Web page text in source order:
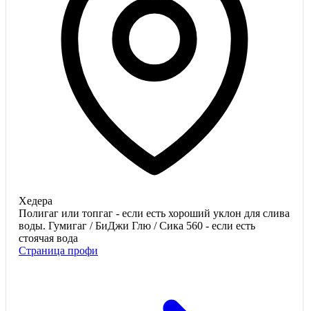
Хедера
Полигаг или топгаг - если есть хороший уклон для слива
воды. Гумигаг / БиДжи Глю / Сика 560 - если есть
стоячая вода
Страница профи